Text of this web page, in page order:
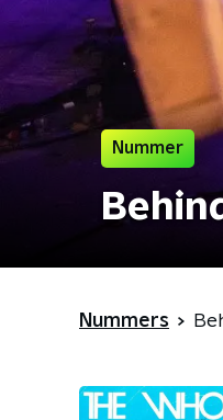
Nummer
Nummers